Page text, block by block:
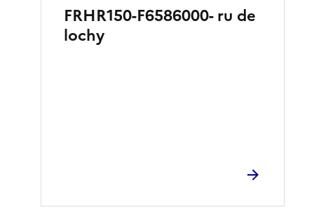
FRHR150-F6586000- ru de
lochy